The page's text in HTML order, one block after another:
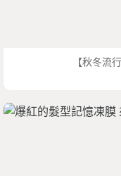
【秋冬流